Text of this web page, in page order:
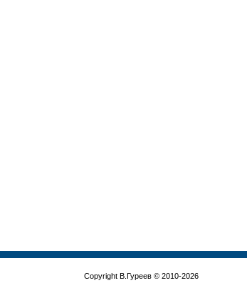
Copyright В.Гуреев © 2010-2026